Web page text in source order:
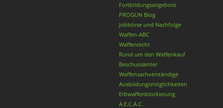
Fortbildungsangebote
PROGUN Blog
Jobbörse und Nachfolge
Waffen-ABC
Waffenrecht
Rund um den Waffenkauf
Beschussämter
Waffensachverständige
Ausbildungsmöglichkeiten
Erbwaffenblockierung
A.E.C.A.C.